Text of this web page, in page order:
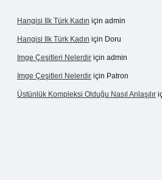
Hangisi Ilk Türk Kadın için admin
Hangisi Ilk Türk Kadın için Doru
Imge Çeşitleri Nelerdir için admin
Imge Çeşitleri Nelerdir için Patron
Üstünlük Kompleksi Olduğu Nasıl Anlaşılır